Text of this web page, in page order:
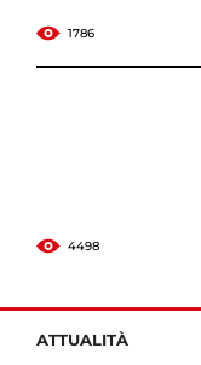
1786
4498
ATTUALITÀ